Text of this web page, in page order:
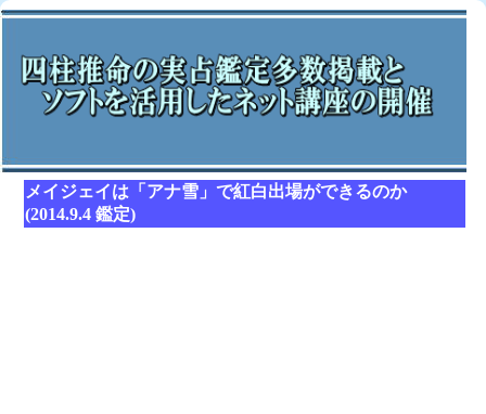
メイジェイは「アナ雪」で紅白出場ができるのか
(2014.9.4 鑑定)